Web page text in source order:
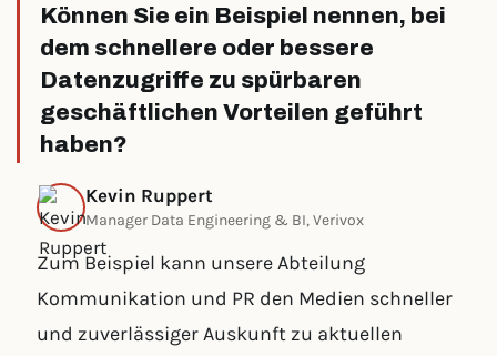
Können Sie ein Beispiel nennen, bei
dem schnellere oder bessere
Datenzugriffe zu spürbaren
geschäftlichen Vorteilen geführt
haben?
Kevin Ruppert
Manager Data Engineering & BI, Verivox
Zum Beispiel kann unsere Abteilung
Kommunikation und PR den Medien schneller
und zuverlässiger Auskunft zu aktuellen